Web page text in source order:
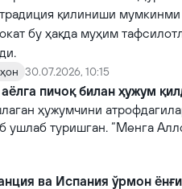
қилиниши
бу ҳақда муҳим
30.07.2026, 10:15
пичоқ билан ҳужум
ҳужумчини
ушлаб туришган. “Менга
ва Испания ўрмон